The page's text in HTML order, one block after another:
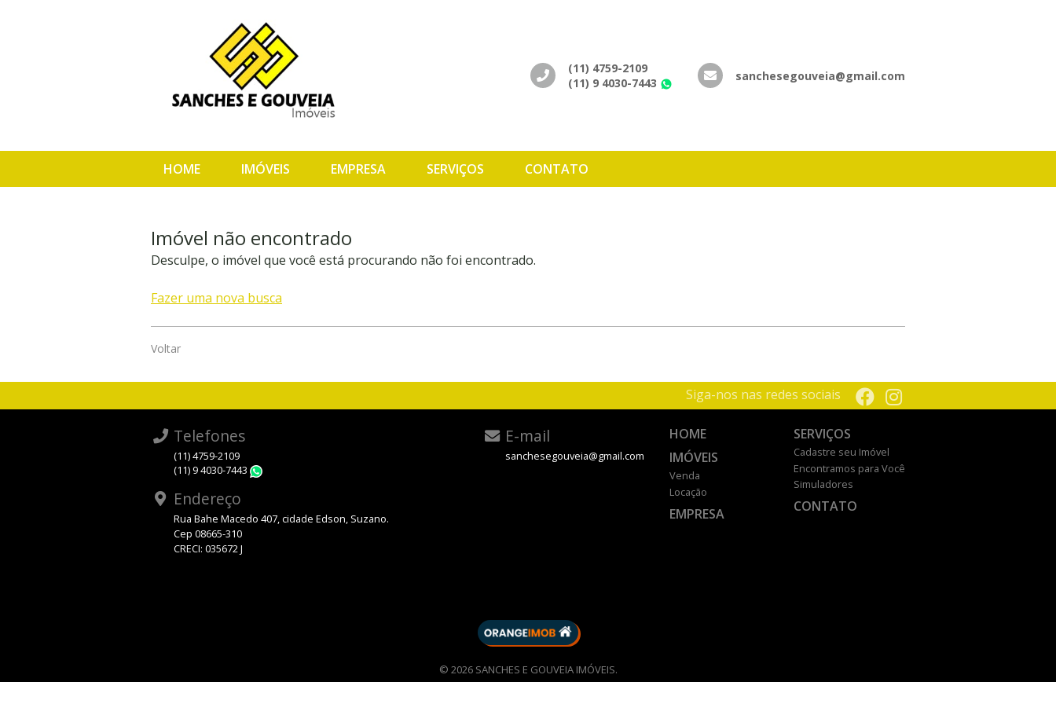
(11) 4759-2109
(11) 9 4030-7443
WhatsApp
sanchesegouveia@gmail.com
HOME IMÓVEIS EMPRESA SERVIÇOS CONTATO
Imóvel não encontrado
Desculpe, o imóvel que você está procurando não foi encontrado.
Fazer uma nova busca
Voltar
Siga-nos nas redes sociais
Telefones
(11) 4759-2109
(11) 9 4030-7443
E-mail
sanchesegouveia@gmail.com
Endereço
Rua Bahe Macedo 407, cidade Edson, Suzano.
Cep 08665-310
CRECI: 035672 J
HOME
IMÓVEIS
Venda
Locação
EMPRESA
SERVIÇOS
Cadastre seu Imóvel
Encontramos para Você
Simuladores
CONTATO
© 2026 SANCHES E GOUVEIA IMÓVEIS.